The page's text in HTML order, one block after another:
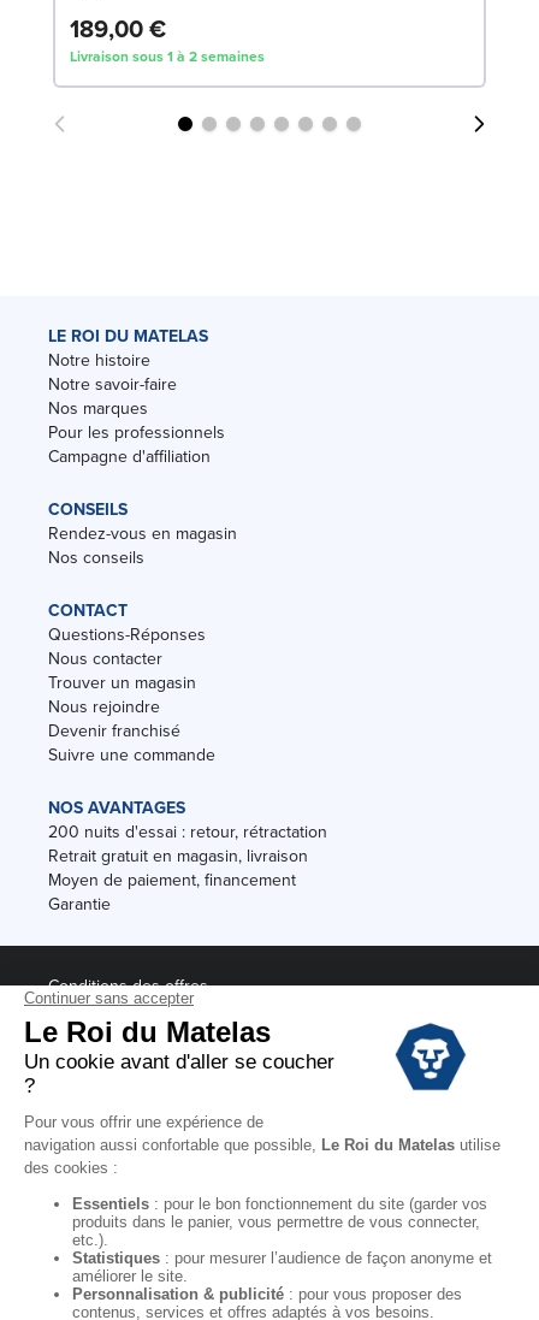
189,00 €
Livraison sous 1 à 2 semaines
LE ROI DU MATELAS
Notre histoire
Notre savoir-faire
Nos marques
Pour les professionnels
Campagne d'affiliation
CONSEILS
Rendez-vous en magasin
Nos conseils
CONTACT
Questions-Réponses
Nous contacter
Trouver un magasin
Nous rejoindre
Devenir franchisé
Suivre une commande
NOS AVANTAGES
200 nuits d'essai : retour, rétractation
Retrait gratuit en magasin, livraison
Moyen de paiement, financement
Garantie
Conditions des offres
Black Friday
Destockage
Soldes
Conditions Générales de vente magasin
Conditions Générales de vente internet
Mentions Légales
Données personnelles
Codes promo Le Roi du Matelas